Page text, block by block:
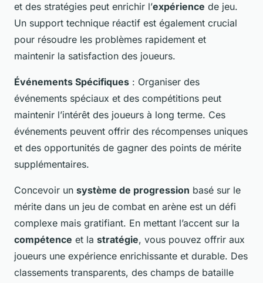
et des stratégies peut enrichir l’expérience de jeu.
Un support technique réactif est également crucial
pour résoudre les problèmes rapidement et
maintenir la satisfaction des joueurs.
Événements Spécifiques : Organiser des
événements spéciaux et des compétitions peut
maintenir l’intérêt des joueurs à long terme. Ces
événements peuvent offrir des récompenses uniques
et des opportunités de gagner des points de mérite
supplémentaires.
Concevoir un système de progression basé sur le
mérite dans un jeu de combat en arène est un défi
complexe mais gratifiant. En mettant l’accent sur la
compétence et la stratégie, vous pouvez offrir aux
joueurs une expérience enrichissante et durable. Des
classements transparents, des champs de bataille